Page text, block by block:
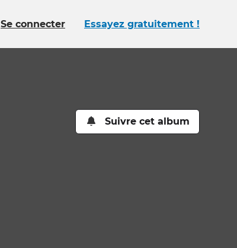
Se connecter Essayez gratuitement !
Suivre cet album